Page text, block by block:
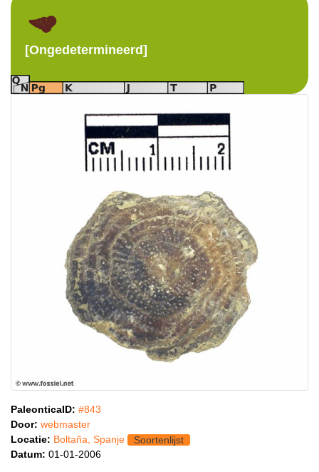
[Ongedetermineerd]
PaleonticaID: #843
Door: webmaster
Locatie: Boltaña, Spanje
Soortenlijst
Datum: 01-01-2006